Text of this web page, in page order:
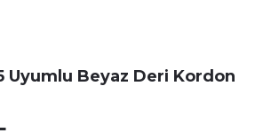
Uyumlu Beyaz Deri Kordon